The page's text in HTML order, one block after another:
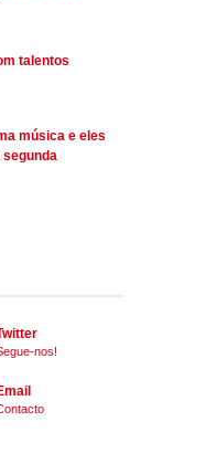
talentos
música e eles
segunda
nos!